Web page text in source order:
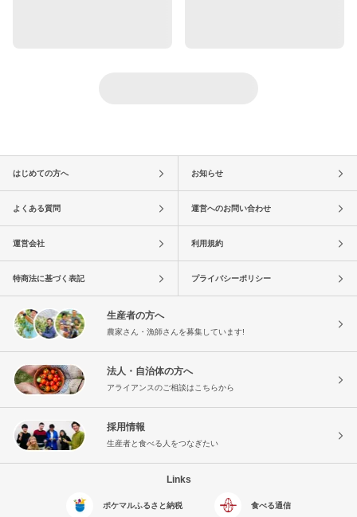
はじめての方へ お知らせ
よくある質問 運営へのお問い合わせ
運営会社 利用規約
特商法に基づく表記 プライバシーポリシー
生産者の方へ
農家さん・漁師さんを募集しています!
法人・自治体の方へ
アライアンスのご相談はこちらから
採用情報
生産者と食べる人をつなぎたい
Links
ポケマルふるさと納税 食べる通信